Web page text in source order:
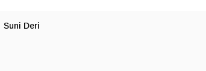
Suni Deri